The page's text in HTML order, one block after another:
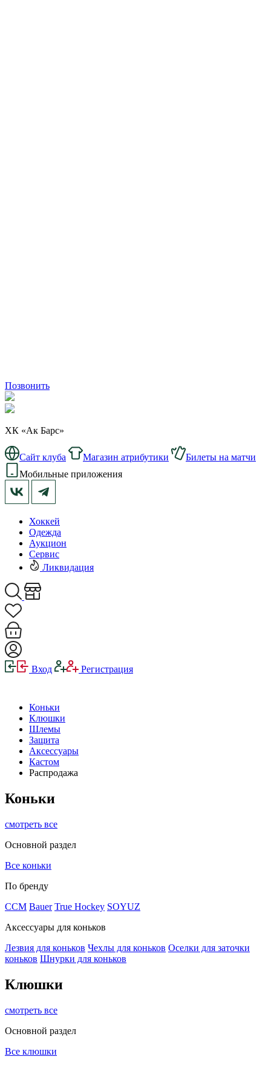
Позвонить
ХК «Ак Барс»
Сайт клуба Магазин атрибутики
Билеты на матчи
Мобильные приложения
Хоккей
Одежда
Аукцион
Сервис
Ликвидация
Вход Регистрация
Коньки
Клюшки
Шлемы
Защита
Аксессуары
Кастом
Распродажа
Коньки
смотреть все
Основной раздел
Все коньки
По бренду
ССМ Bauer True Hockey SOYUZ
Аксессуары для коньков
Лезвия для коньков Чехлы для коньков Оселки для заточки
коньков Шнурки для коньков
Клюшки
смотреть все
Основной раздел
Все клюшки